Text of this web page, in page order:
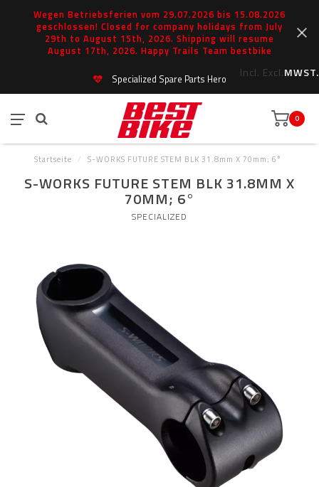
Wegen Betriebsferien vom 29.07.2026 bis 15.08.2026
geschlossen! Closed for company holidays from July
29th to August 15th, 2026. Shipping will resume
August 17th, 2026. Happy Trails Team bestbike
Incl. Excl.MWST.
Specialized Spare Parts Hero
0
Startseite / S-WORKS FUTURE STEM BLK 31.8mm X 70mm; 6°
S-WORKS FUTURE STEM BLK 31.8MM X
70MM; 6°
SPECIALIZED